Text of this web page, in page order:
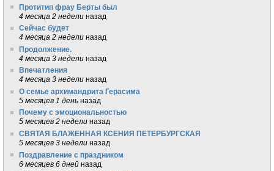
Протитип фрау Берты был
4 месяца 2 недели назад
Сейчас будет
4 месяца 2 недели назад
Продолжение.
4 месяца 3 недели назад
Впечатления
4 месяца 3 недели назад
О семье архимандрита Герасима
5 месяцев 1 день назад
Почему с эмоциональностью
5 месяцев 2 недели назад
СВЯТАЯ БЛАЖЕННАЯ КСЕНИЯ ПЕТЕРБУРГСКАЯ
5 месяцев 3 недели назад
Поздравление с праздником
6 месяцев 6 дней назад